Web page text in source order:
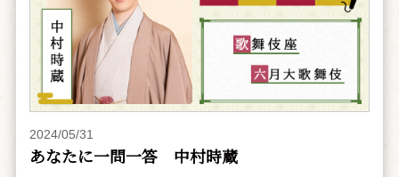
2024/05/31
あなたに一問一答 中村時蔵